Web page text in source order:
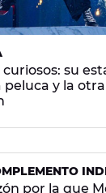
curiosos: su
y la
por la que